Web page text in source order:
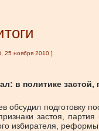
25 ноября 2010 ]
в политике
обсудил подготовку
застоя,
избирателя,